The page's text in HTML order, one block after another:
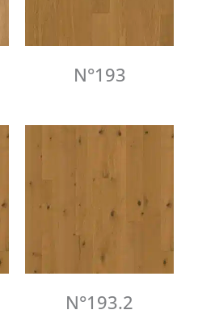
N°193
N°193.2